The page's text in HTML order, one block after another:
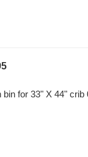
bin for 33" X 44" crib